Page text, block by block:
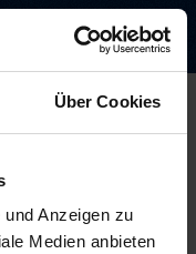
Über Cookies
Anzeigen zu
Medien anbieten